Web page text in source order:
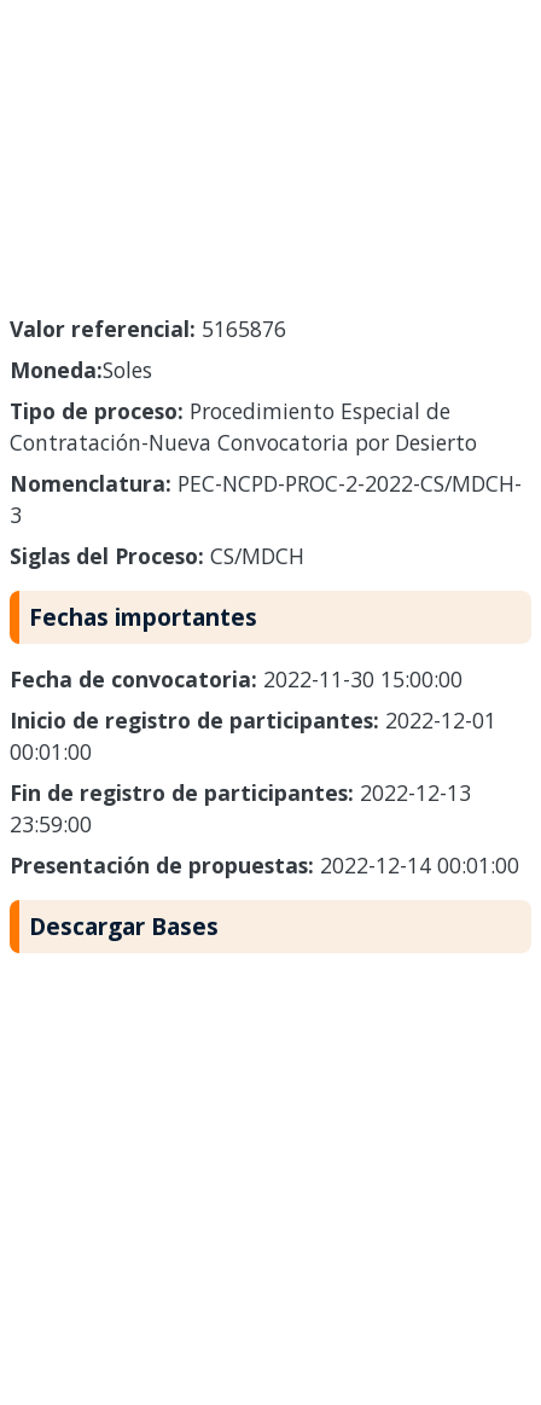
Valor referencial: 5165876
Moneda:Soles
Tipo de proceso: Procedimiento Especial de
Contratación-Nueva Convocatoria por Desierto
Nomenclatura: PEC-NCPD-PROC-2-2022-CS/MDCH-
3
Siglas del Proceso: CS/MDCH
Fechas importantes
Fecha de convocatoria: 2022-11-30 15:00:00
Inicio de registro de participantes: 2022-12-01
00:01:00
Fin de registro de participantes: 2022-12-13
23:59:00
Presentación de propuestas: 2022-12-14 00:01:00
Descargar Bases